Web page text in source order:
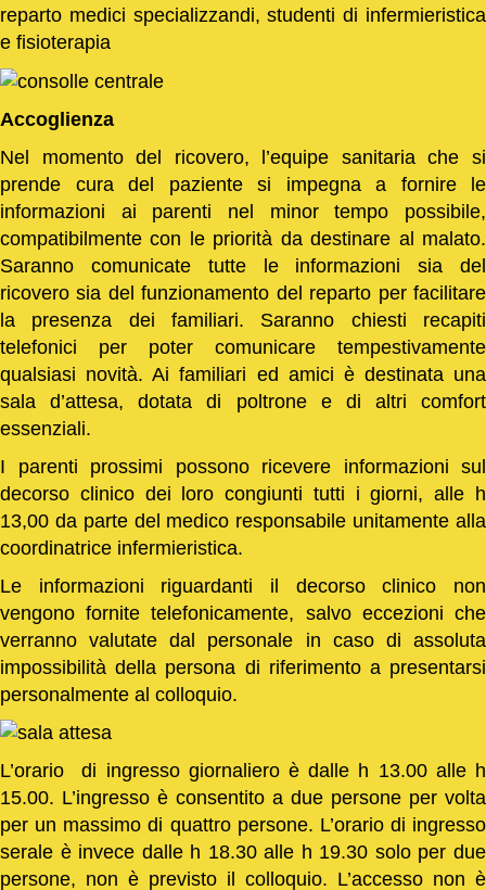
reparto medici specializzandi, studenti di infermieristica
e fisioterapia
Accoglienza
Nel momento del ricovero, l’equipe sanitaria che si
prende cura del paziente si impegna a fornire le
informazioni ai parenti nel minor tempo possibile,
compatibilmente con le priorità da destinare al malato.
Saranno comunicate tutte le informazioni sia del
ricovero sia del funzionamento del reparto per facilitare
la presenza dei familiari. Saranno chiesti recapiti
telefonici per poter comunicare tempestivamente
qualsiasi novità. Ai familiari ed amici è destinata una
sala d’attesa, dotata di poltrone e di altri comfort
essenziali.
I parenti prossimi possono ricevere informazioni sul
decorso clinico dei loro congiunti tutti i giorni, alle h
13,00 da parte del medico responsabile unitamente alla
coordinatrice infermieristica.
Le informazioni riguardanti il decorso clinico non
vengono fornite telefonicamente, salvo eccezioni che
verranno valutate dal personale in caso di assoluta
impossibilità della persona di riferimento a presentarsi
personalmente al colloquio.
L’orario di ingresso giornaliero è dalle h 13.00 alle h
15.00. L’ingresso è consentito a due persone per volta
per un massimo di quattro persone. L’orario di ingresso
serale è invece dalle h 18.30 alle h 19.30 solo per due
persone, non è previsto il colloquio. L’accesso non è